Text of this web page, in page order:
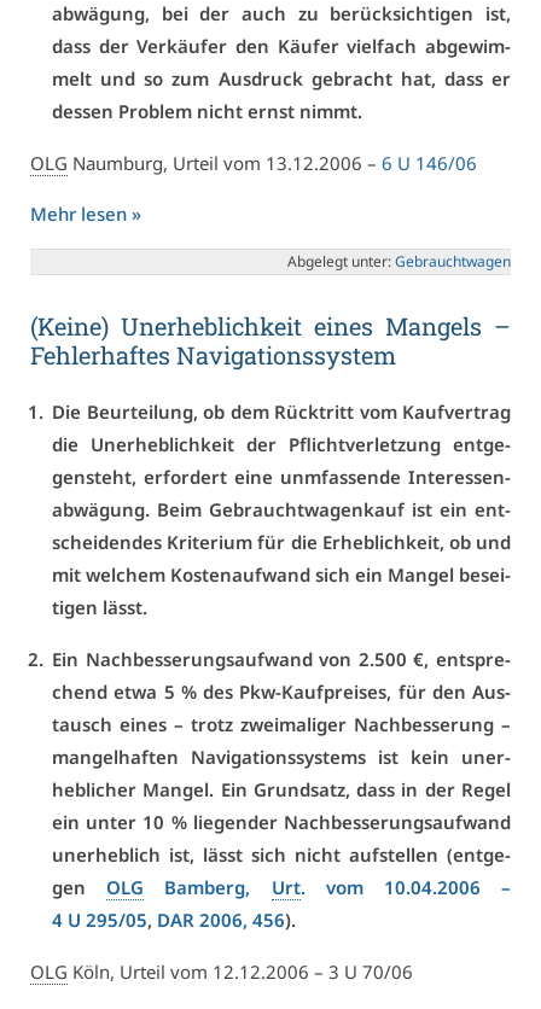
ab­wä­gung, bei der auch zu be­rück­sich­ti­gen ist,
dass der Ver­käu­fer den Käu­fer viel­fach ab­ge­wim­
melt und so zum Aus­druck ge­bracht hat, dass er
des­sen Pro­blem nicht ernst nimmt.
OLG Naum­burg, Ur­teil vom 13.12.2006 – 6 U 146/06
Mehr le­sen »
Ab­ge­legt un­ter:Ge­braucht­wa­gen
(Kei­ne) Un­er­heb­lich­keit ei­nes Man­gels –
Feh­ler­haf­tes Na­vi­ga­ti­ons­sys­tem
Die Be­ur­tei­lung, ob dem Rück­tritt vom Kauf­ver­trag
die Un­er­heb­lich­keit der Pflicht­ver­let­zung ent­ge­
gen­steht, er­for­dert ei­ne unmfas­sen­de In­ter­es­sen­
ab­wä­gung. Beim Ge­braucht­wa­gen­kauf ist ein ent­
schei­den­des Kri­te­ri­um für die Er­heb­lich­keit, ob und
mit wel­chem Kos­ten­auf­wand sich ein Man­gel be­sei­
ti­gen lässt.
Ein Nach­bes­se­rungs­auf­wand von 2.500 €, ent­spre­
chend et­wa 5 % des Pkw-Kauf­prei­ses, für den Aus­
tausch ei­nes – trotz zwei­ma­li­ger Nach­bes­se­rung –
man­gel­haf­ten Na­vi­ga­ti­ons­sys­tems ist kein un­er­
heb­li­cher Man­gel. Ein Grund­satz, dass in der Re­gel
ein un­ter 10 % lie­gen­der Nach­bes­se­rungs­auf­wand
un­er­heb­lich ist, lässt sich nicht auf­stel­len (ent­ge­
genOLG Bam­berg, Urt. vom 10.04.2006 –
4 U 295/05, DAR 2006, 456).
OLG Köln, Ur­teil vom 12.12.2006 – 3 U 70/06